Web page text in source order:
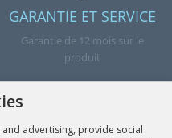
GARANTIE ET SERVICE
Garantie de 12 mois sur le
produit
advertising, provide social